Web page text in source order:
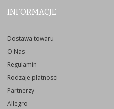
INFORMACJE
Dostawa towaru
O Nas
Regulamin
Rodzaje płatnosci
Partnerzy
Allegro